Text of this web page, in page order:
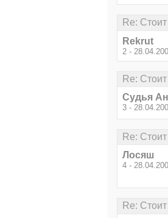
Re:
Rekrut
2 -
Re:
Судья
3 -
Re:
Лосяш
4 -
Re: